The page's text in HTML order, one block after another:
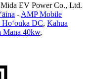
EV Power Co., Ltd.
- AMP Mobile
Hoʻouka DC, Kahua
Mana 40kw,